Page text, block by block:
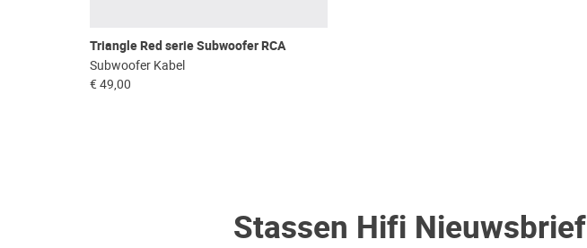
Triangle Red serie Subwoofer RCA
Subwoofer Kabel
€ 49,00
Stassen Hifi Nieuwsbrief